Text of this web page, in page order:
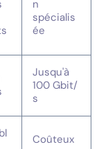
n
spécialis
ée
Jusqu'à
100 Gbit/
s
Coûteux